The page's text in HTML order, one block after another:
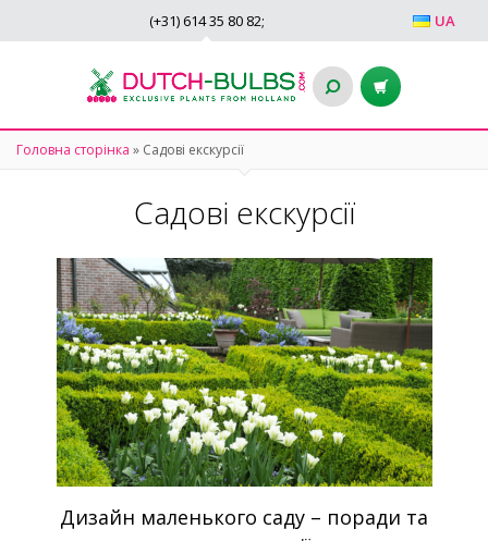
UA
(+31) 614 35 80 82;
Головна сторінка » Садові екскурсії
Садові екскурсії
Дизайн маленького саду – поради та